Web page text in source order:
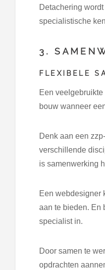
Detachering
specialistische
3.
FLEXIBELE
Een
bouw wanneer
Denk aan een
verschillende
is samenwerking
Een webdesigner
aan te bieden. En
specialist in.
Door samen te
opdrachten